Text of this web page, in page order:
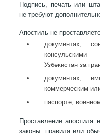
Подпись, печать или
не требуют
Апостиль не
документах,
Узбекистан за
документах,
коммерческим
паспорте,
Проставление апостиля
законы, правила или